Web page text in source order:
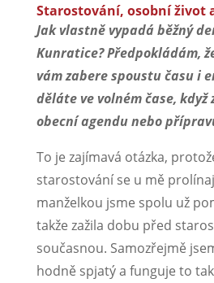
Starostování, osobní život
Jak vlastně vypadá běžný
Kunratice? Předpokládám,
vám zabere spoustu času i
děláte ve volném čase,
obecní agendu nebo
To je zajímavá otázka,
starostování se u mě
manželkou jsme spolu už
takže zažila dobu před
současnou. Samozřejmě
hodně spjatý a funguje to